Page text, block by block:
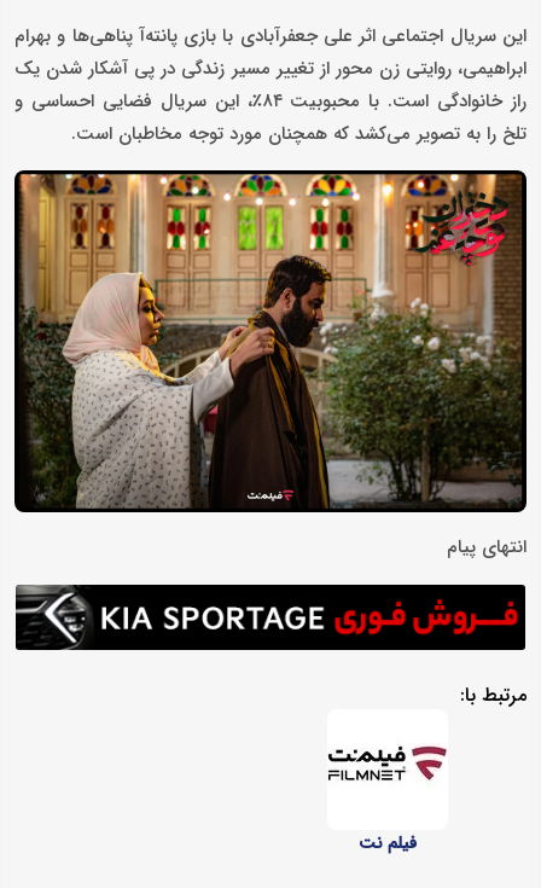
این سریال اجتماعی اثر علی جعفرآبادی با بازی پانته‌آ پناهی‌ها و بهرام
ابراهیمی، روایتی زن‌ محور از تغییر مسیر زندگی در پی آشکار شدن یک
راز خانوادگی است. با محبوبیت ۸۴٪، این سریال فضایی احساسی و
تلخ را به تصویر می‌کشد که همچنان مورد توجه مخاطبان است.
انتهای پیام
مرتبط با:
فیلم نت